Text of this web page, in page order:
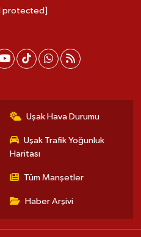
protected]
Uşak Hava Durumu
Uşak Trafik Yoğunluk
Haritası
Tüm Manşetler
Haber Arşivi